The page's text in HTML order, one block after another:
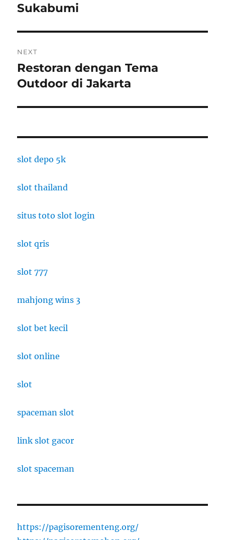
post:
Sukabumi
NEXT
Next
post:
Restoran dengan Tema
Outdoor di Jakarta
slot depo 5k
slot thailand
situs toto slot login
slot qris
slot 777
mahjong wins 3
slot bet kecil
slot online
slot
spaceman slot
link slot gacor
slot spaceman
https://pagisorementeng.org/